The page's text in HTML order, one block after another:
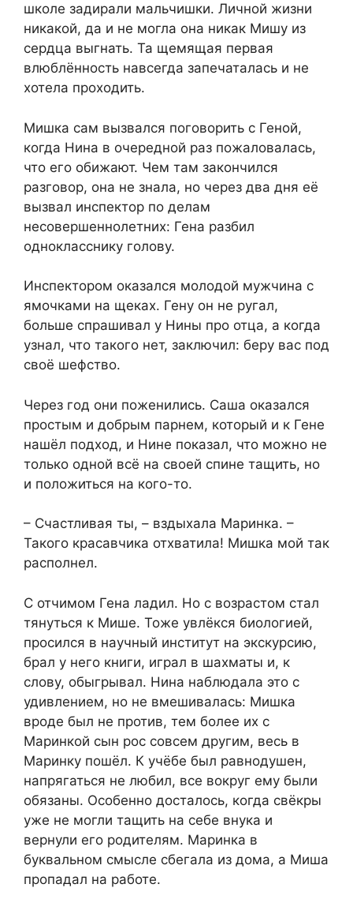
школе задирали мальчишки. Личной жизни
никакой, да и не могла она никак Мишу из
сердца выгнать. Та щемящая первая
влюблённость навсегда запечаталась и не
хотела проходить.
Мишка сам вызвался поговорить с Геной,
когда Нина в очередной раз пожаловалась,
что его обижают. Чем там закончился
разговор, она не знала, но через два дня её
вызвал инспектор по делам
несовершеннолетних: Гена разбил
однокласснику голову.
Инспектором оказался молодой мужчина с
ямочками на щеках. Гену он не ругал,
больше спрашивал у Нины про отца, а когда
узнал, что такого нет, заключил: беру вас под
своё шефство.
Через год они поженились. Саша оказался
простым и добрым парнем, который и к Гене
нашёл подход, и Нине показал, что можно не
только одной всё на своей спине тащить, но
и положиться на кого-то.
– Счастливая ты, – вздыхала Маринка. –
Такого красавчика отхватила! Мишка мой так
располнел.
С отчимом Гена ладил. Но с возрастом стал
тянуться к Мише. Тоже увлёкся биологией,
просился в научный институт на экскурсию,
брал у него книги, играл в шахматы и, к
слову, обыгрывал. Нина наблюдала это с
удивлением, но не вмешивалась: Мишка
вроде был не против, тем более их с
Маринкой сын рос совсем другим, весь в
Маринку пошёл. К учёбе был равнодушен,
напрягаться не любил, все вокруг ему были
обязаны. Особенно досталось, когда свёкры
уже не могли тащить на себе внука и
вернули его родителям. Маринка в
буквальном смысле сбегала из дома, а Миша
пропадал на работе.